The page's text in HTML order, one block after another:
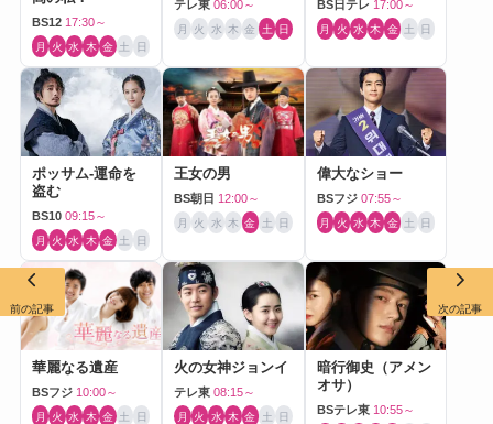
BS12 17:30～
月 火 水 木 金 土 日
テレ東 06:00～
月 火 水 木 金 土 日
BS日テレ 17:00～
月 火 水 木 金 土 日
ポッサム-運命を
盗む
BS10 09:15～
月 火 水 木 金 土 日
王女の男
BS朝日 12:00～
月 火 水 木 金 土 日
偉大なショー
BSフジ 07:55～
月 火 水 木 金 土 日
華麗なる遺産
BSフジ 10:00～
月 火 水 木 金 土 日
火の女神ジョンイ
テレ東 08:15～
月 火 水 木 金 土 日
暗行御史（アメン
オサ）
BSテレ東 10:55～
前の記事 次の記事